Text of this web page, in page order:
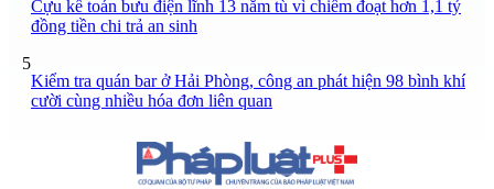
Cựu kế toán bưu điện lĩnh 13 năm tù vì chiếm đoạt hơn 1,1 tỷ
đồng tiền chi trả an sinh
5
Kiểm tra quán bar ở Hải Phòng, công an phát hiện 98 bình khí
cười cùng nhiều hóa đơn liên quan